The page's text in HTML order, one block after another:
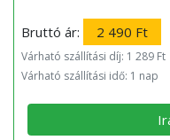
Bruttó ár: 2 490 Ft
Várható szállítási díj: 1 289 Ft
Várható szállítási idő: 1 nap